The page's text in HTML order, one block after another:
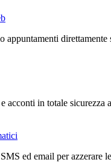
appuntamenti direttamente
acconti in totale sicurezza
ed email per azzerare